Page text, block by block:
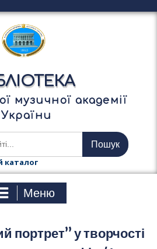
музичної академії
України
каталог
Меню
портрет” у творчості